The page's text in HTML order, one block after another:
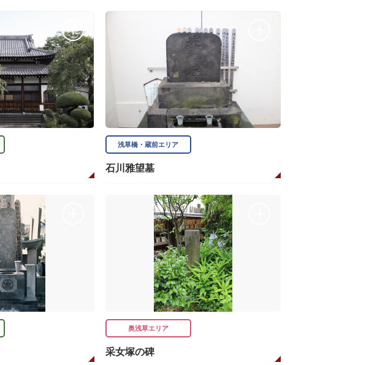
浅草橋・蔵前エリア
石川雅望墓
奥浅草エリア
采女塚の碑